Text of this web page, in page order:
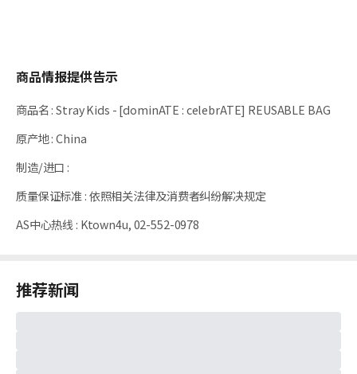
商品情报提供告示
商品名:Stray Kids - [dominATE : celebrATE] REUSABLE BAG
原产地:China
制造/进口 :
质量保证标准 :依照相关法律及消费者纠纷解决规定
AS中心热线 : Ktown4u, 02-552-0978
推荐新闻